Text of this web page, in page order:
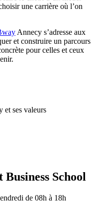
une carrière où l’on
Annecy s’adresse aux
et construire un parcours
pour celles et ceux
et ses valeurs
School
de 08h à 18h